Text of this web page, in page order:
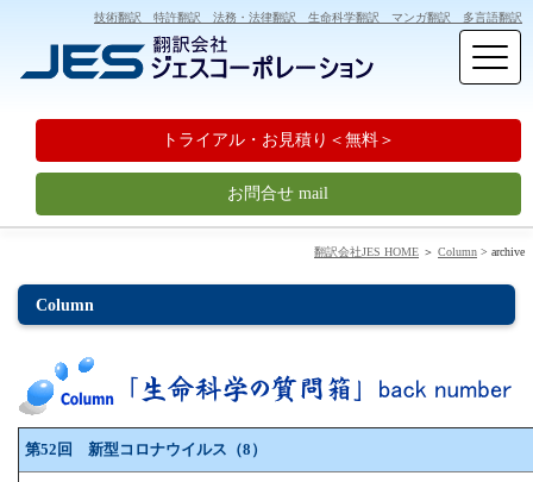
トライアル・お見積り＜無料＞
お問合せ mail
技術翻訳 特許翻訳 法務・法律翻訳 生命科学翻訳 マンガ翻訳 多言語翻訳
翻訳会社JES HOME ＞ Column > archive
Column
第52回 新型コロナウイルス（8）